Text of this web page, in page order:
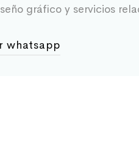
gráfico y servicios
whatsapp